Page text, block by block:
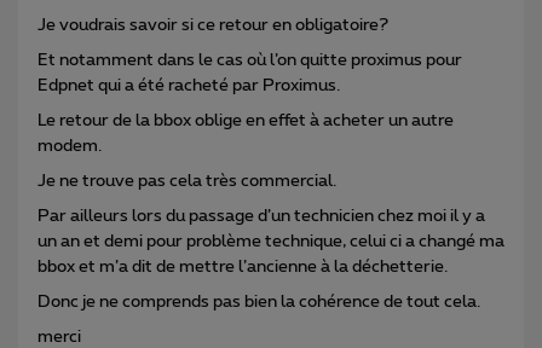
Je voudrais savoir si ce retour en obligatoire?
Et notamment dans le cas où l’on quitte proximus pour
Edpnet qui a été racheté par Proximus.
Le retour de la bbox oblige en effet à acheter un autre
modem.
Je ne trouve pas cela très commercial.
Par ailleurs lors du passage d’un technicien chez moi il y a
un an et demi pour problème technique, celui ci a changé ma
bbox et m’a dit de mettre l’ancienne à la déchetterie.
Donc je ne comprends pas bien la cohérence de tout cela.
merci